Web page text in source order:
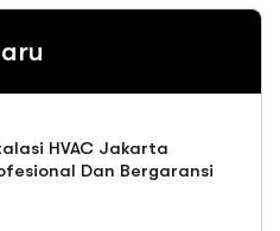
HVAC Jakarta
Dan Bergaransi